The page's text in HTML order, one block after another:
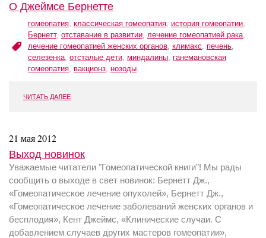
О Джеймсе Бернетте
гомеопатия, классическая гомеопатия, история гомеопатии,
Бернетт, отставание в развитии, лечение гомеопатией рака,
лечение гомеопатией женских органов, климакс, печень,
селезенка, отсталые дети, миндалины, ганемановская
гомеопатия, вакционз, нозоды
ЧИТАТЬ ДАЛЕЕ
21 мая 2012
Выход новинок
Уважаемые читатели "Гомеопатической книги"! Мы рады
сообщить о выходе в свет новинок: Бернетт Дж.,
«Гомеопатическое лечение опухолей», Бернетт Дж.,
«Гомеопатическое лечение заболеваний женских органов и
бесплодия», Кент Джеймс, «Клинические случаи. С
добавлением случаев других мастеров гомеопатии»,